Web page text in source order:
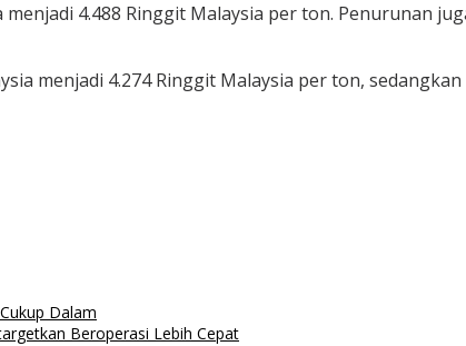
4.488 Ringgit Malaysia per ton. Penurunan
menjadi 4.274 Ringgit Malaysia per ton,
Dalam
Beroperasi Lebih Cepat